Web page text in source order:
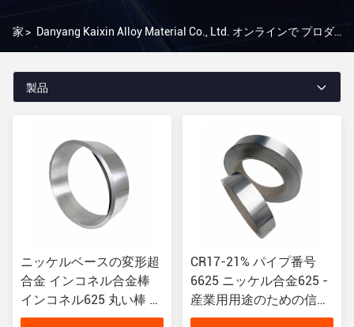
家 > Danyang Kaixin Alloy Material Co., Ltd. オンラインで プロダクト
製品
ニッケルベースの変形超
合金 インコネル合金棒
インコネル625 丸い棒 エ
アロエンジン用
CR17-21% パイプ番号
6625 ニッケル合金625 -
産業用用途のための信頼
できる選択